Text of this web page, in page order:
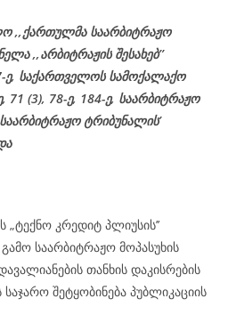
,,ქართულმა საარბიტრაჟო
,,არბიტრაჟის შესახებ’’
ე, საქართველოს სამოქალაქო
, 71 (3), 78-ე, 184-ე, საარბიტრაჟო
ტრიბუნალის’
„ტექნო კრედიტ პლიუსის’’
საარბიტრაჟო მოპასუხის
თანხის დაკისრების
შეტყობინება პუბლიკაციის